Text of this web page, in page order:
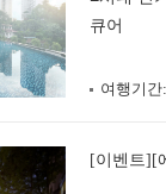
큐어
여행기간:
[이벤트][